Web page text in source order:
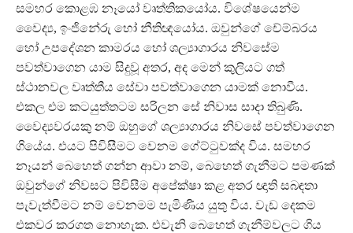
සමහර කොළඹ නෑයෝ වෘත්තිකයෝය. විශේෂයෙන්ම
වෛද්‍ය, ඉංජිනේරු හෝ නීතිඥයෝය. ඔවුන්ගේ චේම්බරය
හෝ උපදේශන කාමරය හෝ ශල්‍යාගාරය නිවසේම
පවත්වාගෙන යාම සිදුවූ අතර, අද මෙන් කුලියට ගත්
ස්ථානවල වෘත්තීය සේවා පවත්වාගෙන යාමක් නොවීය.
එකල එම කටයුත්තටම සරිලන සේ නිවාස සාදා තිබුණි.
වෛද්‍යවරයකු නම් ඔහුගේ ශල්‍යාගාරය නිවසේ පවත්වාගෙන
ගියේය. එයට පිවිසීමට වෙනම ගේට්ටුවක්ද විය. සමහර
නෑයන් බෙහෙත් ගන්න ආවා නම්, බෙහෙත් ගැනීමට පමණක්
ඔවුන්ගේ නිවසට පිවිසීම අපේක්ෂා කළ අතර ඥාති සබඳතා
පැවැත්වීමට නම් වෙනමම පැමිණිය යුතු විය. වැඩ දෙකම
එකවර කරගත නොහැක. එවැනි බෙහෙත් ගැනීම්වලට ගිය